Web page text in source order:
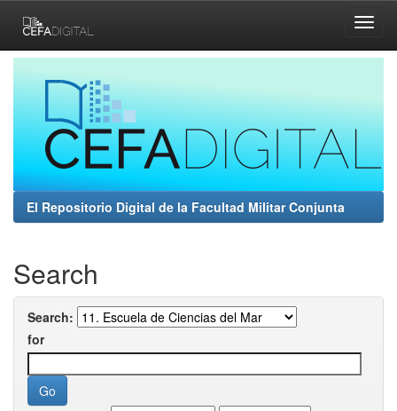
navigation
El Repositorio Digital de la Facultad Militar Conjunta
Search
Search:
for